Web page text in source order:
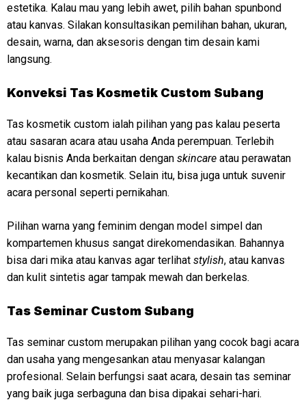
estetika. Kalau mau yang lebih awet, pilih bahan spunbond
atau kanvas. Silakan konsultasikan pemilihan bahan, ukuran,
desain, warna, dan aksesoris dengan tim desain kami
langsung.
Konveksi Tas Kosmetik Custom Subang
Tas kosmetik custom ialah pilihan yang pas kalau peserta
atau sasaran acara atau usaha Anda perempuan. Terlebih
kalau bisnis Anda berkaitan dengan skincare atau perawatan
kecantikan dan kosmetik. Selain itu, bisa juga untuk suvenir
acara personal seperti pernikahan.
Pilihan warna yang feminim dengan model simpel dan
kompartemen khusus sangat direkomendasikan. Bahannya
bisa dari mika atau kanvas agar terlihat stylish, atau kanvas
dan kulit sintetis agar tampak mewah dan berkelas.
Tas Seminar Custom Subang
Tas seminar custom merupakan pilihan yang cocok bagi acara
dan usaha yang mengesankan atau menyasar kalangan
profesional. Selain berfungsi saat acara, desain tas seminar
yang baik juga serbaguna dan bisa dipakai sehari-hari.